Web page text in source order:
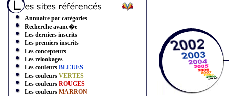
Annuaire par catégories
Recherche avanc�e
Les derniers inscrits
Les premiers inscrits
Les concepteurs
Les relookages
Les couleurs BLEUES
Les couleurs VERTES
Les couleurs ROUGES
Les couleurs MARRON